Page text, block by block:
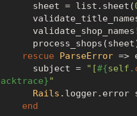
      sheet = list.sheet(
rescue
ParseError =>
      subject =
"[#{self .
acktrace}"
Rails .logger.error
end